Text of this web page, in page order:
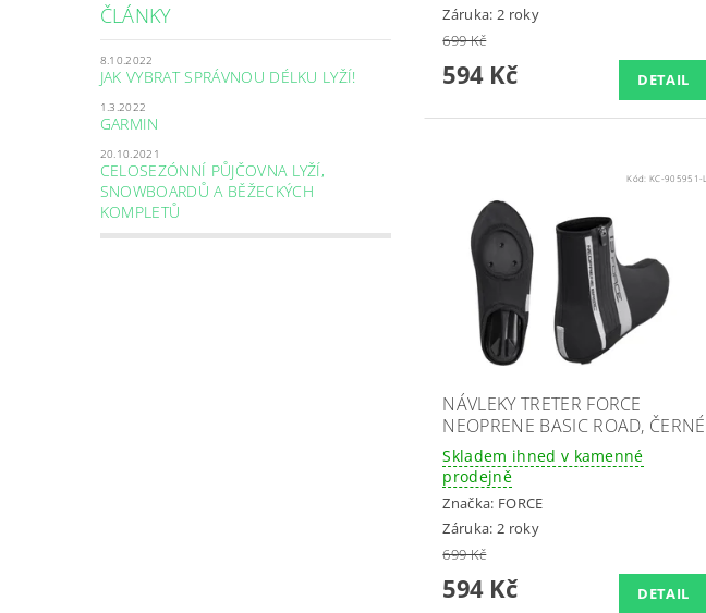
ČLÁNKY
8.10.2022
JAK VYBRAT SPRÁVNOU DÉLKU LYŽÍ!
1.3.2022
GARMIN
20.10.2021
CELOSEZÓNNÍ PŮJČOVNA LYŽÍ,
SNOWBOARDŮ A BĚŽECKÝCH
KOMPLETŮ
Záruka: 2 roky
699 Kč
594 Kč DETAIL
Kód: KC-905951-L
NÁVLEKY TRETER FORCE
NEOPRENE BASIC ROAD, ČERNÉ
Skladem ihned v kamenné
prodejně
Značka: FORCE
Záruka: 2 roky
699 Kč
594 Kč DETAIL